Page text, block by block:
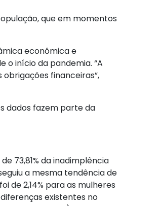
que em momentos
econômica e
o início da pandemia. “A
financeiras”,
dados fazem parte da
73,81% da inadimplência
a mesma tendência de
de 2,14% para as mulheres
existentes no